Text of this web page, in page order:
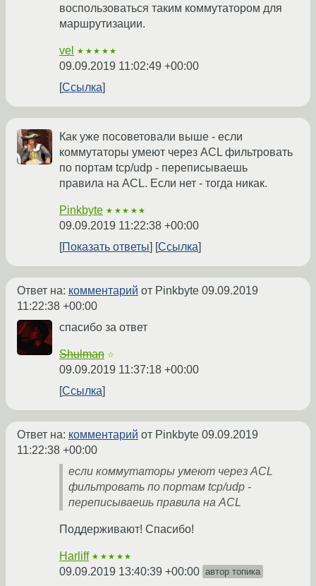
воспользоваться таким коммутатором для
маршрутизации.
vel ★★★★★
09.09.2019 11:02:49 +00:00
Ссылка
Как уже посоветовали выше - если
коммутаторы умеют через ACL фильтровать
по портам tcp/udp - переписываешь
правила на ACL. Если нет - тогда никак.
Pinkbyte ★★★★★
09.09.2019 11:22:38 +00:00
Показать ответы
Ссылка
Ответ на: комментарий от Pinkbyte 09.09.2019
11:22:38 +00:00
спасибо за ответ
Shulman ☆
09.09.2019 11:37:18 +00:00
Ссылка
Ответ на: комментарий от Pinkbyte 09.09.2019
11:22:38 +00:00
если коммутаторы умеют через ACL
фильтровать по портам tcp/udp -
переписываешь правила на ACL
Поддерживают! Спасибо!
Harliff ★★★★★
09.09.2019 13:40:39 +00:00 автор топика